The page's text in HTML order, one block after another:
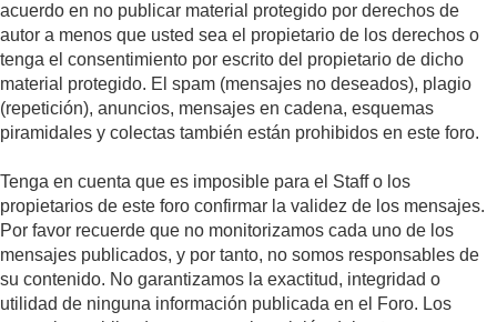
acuerdo en no publicar material protegido por derechos de
autor a menos que usted sea el propietario de los derechos o
tenga el consentimiento por escrito del propietario de dicho
material protegido. El spam (mensajes no deseados), plagio
(repetición), anuncios, mensajes en cadena, esquemas
piramidales y colectas también están prohibidos en este foro.
Tenga en cuenta que es imposible para el Staff o los
propietarios de este foro confirmar la validez de los mensajes.
Por favor recuerde que no monitorizamos cada uno de los
mensajes publicados, y por tanto, no somos responsables de
su contenido. No garantizamos la exactitud, integridad o
utilidad de ninguna información publicada en el Foro. Los